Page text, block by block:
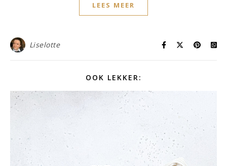
LEES MEER
Liselotte
OOK LEKKER: